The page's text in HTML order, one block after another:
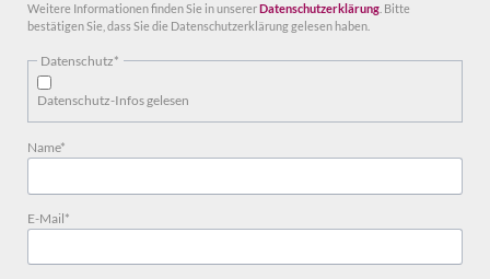
Weitere Informationen finden Sie in unsererDatenschutzerklärung. Bitte
bestätigen Sie, dass Sie die Datenschutzerklärung gelesen haben.
Pflichtfeld
Datenschutz*
Datenschutz-Infos gelesen
Pflichtfeld
Name*
Pflichtfeld
E-Mail*